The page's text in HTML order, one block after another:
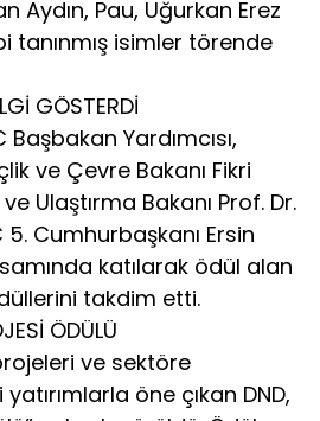
Aydın, Pau, Uğurkan Erez
tanınmış isimler törende
GÖSTERDİ
Yardımcısı,
ve Çevre Bakanı Fikri
Ulaştırma Bakanı Prof. Dr.
5. Cumhurbaşkanı Ersin
katılarak ödül alan
takdim etti.
ÖDÜLÜ
ve sektöre
yatırımlarla öne çıkan DND,